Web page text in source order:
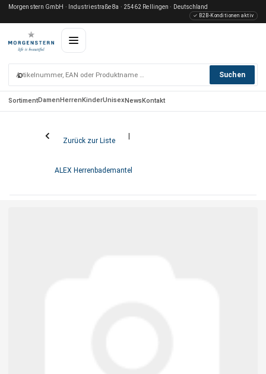
Morgenstern GmbH · Industriestraße 8a · 25462 Rellingen · Deutschland
✓ B2B-Konditionen aktiv
⌕ Suchen
SortimentDamenHerrenKinderUnisexNewsKontakt
Zurück zur Liste
ALEX Herrenbademantel